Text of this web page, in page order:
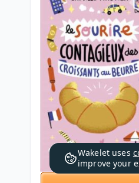
Wakelet uses
improve your